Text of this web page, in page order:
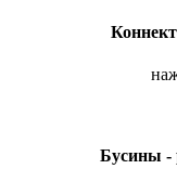
Бусины -